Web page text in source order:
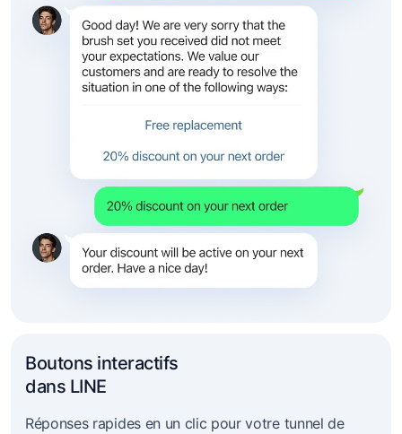
Boutons interactifs
dans LINE
Réponses rapides en un clic pour votre tunnel de